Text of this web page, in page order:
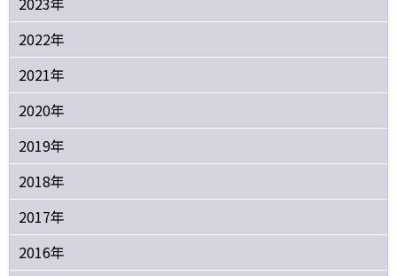
2022年
2021年
2020年
2019年
2018年
2017年
2016年